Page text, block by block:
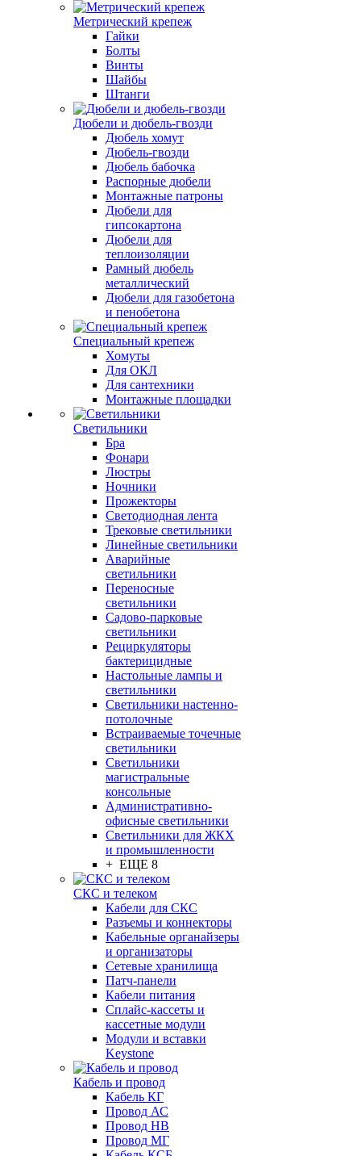
Метрический крепеж
Гайки
Болты
Винты
Шайбы
Штанги
Дюбели и дюбель-гвозди
Дюбель хомут
Дюбель-гвозди
Дюбель бабочка
Распорные дюбели
Монтажные патроны
Дюбели для
гипсокартона
Дюбели для
теплоизоляции
Рамный дюбель
металлический
Дюбели для газобетона
и пенобетона
Специальный крепеж
Хомуты
Для ОКЛ
Для сантехники
Монтажные площадки
Светильники
Бра
Фонари
Люстры
Ночники
Прожекторы
Светодиодная лента
Трековые светильники
Линейные светильники
Аварийные
светильники
Переносные
светильники
Садово-парковые
светильники
Рециркуляторы
бактерицидные
Настольные лампы и
светильники
Светильники настенно-
потолочные
Встраиваемые точечные
светильники
Светильники
магистральные
консольные
Административно-
офисные светильники
Светильники для ЖКХ
и промышленности
+ ЕЩЕ 8
СКС и телеком
Кабели для СКС
Разъемы и коннекторы
Кабельные органайзеры
и организаторы
Сетевые хранилища
Патч-панели
Кабели питания
Сплайс-кассеты и
кассетные модули
Модули и вставки
Keystone
Кабель и провод
Кабель КГ
Провод АС
Провод НВ
Провод МГ